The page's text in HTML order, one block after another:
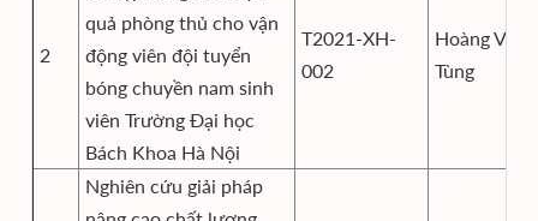
2
quả phòng thủ cho vận
động viên đội tuyển
bóng chuyền nam sinh
viên Trường Đại học
Bách Khoa Hà Nội
T2021-XH-
002
Hoàng Văn
Tùng
Nghiên cứu giải pháp